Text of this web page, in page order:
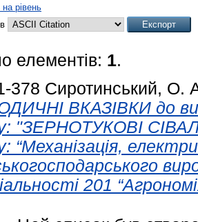
на рівень
елементів: 1.
378 Сиротинський, О.
ВКАЗІВКИ до
"ЗЕРНОТУКОВІ
“Механізація,
201